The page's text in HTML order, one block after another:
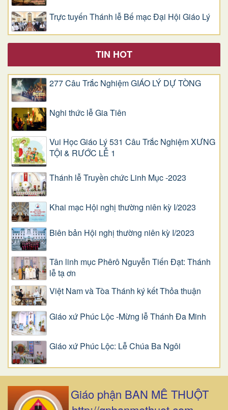
Trực tuyến Thánh lễ Bế mạc Đại Hội Giáo Lý
TIN HOT
277 Câu Trắc Nghiệm GIÁO LÝ DỰ TÒNG
Nghi thức lễ Gia Tiên
Vui Học Giáo Lý 531 Câu Trắc Nghiệm XƯNG
TỘI & RƯỚC LỄ 1
Thánh lễ Truyền chức Linh Mục -2023
Khai mạc Hội nghị thường niên kỳ I/2023
Biên bản Hội nghị thường niên kỳ I/2023
Tân linh mục Phêrô Nguyễn Tiến Đạt: Thánh
lễ tạ ơn
Việt Nam và Tòa Thánh ký kết Thỏa thuận
Giáo xứ Phúc Lộc -Mừng lễ Thánh Đa Minh
Giáo xứ Phúc Lộc: Lễ Chúa Ba Ngôi
Giáo phận BAN MÊ THUỘT